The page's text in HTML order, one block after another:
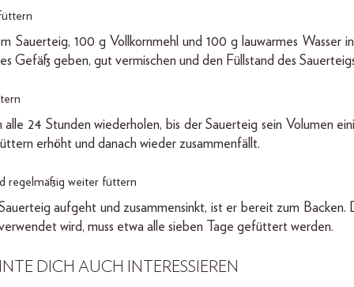
Sauerteig, 100 g Vollkornmehl und 100 g lauwarmes Wasser
Gefäß geben, gut vermischen und den Füllstand des
24 Stunden wiederholen, bis der Sauerteig sein Volumen
erhöht und danach wieder zusammenfällt.
regelmäßig weiter füttern
aufgeht und zusammensinkt, ist er bereit zum Backen.
wird, muss etwa alle sieben Tage gefüttert werden.
DICH AUCH INTERESSIEREN